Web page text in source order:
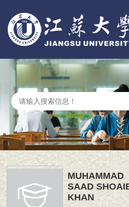
MUHAMMAD
SAAD
KHAN